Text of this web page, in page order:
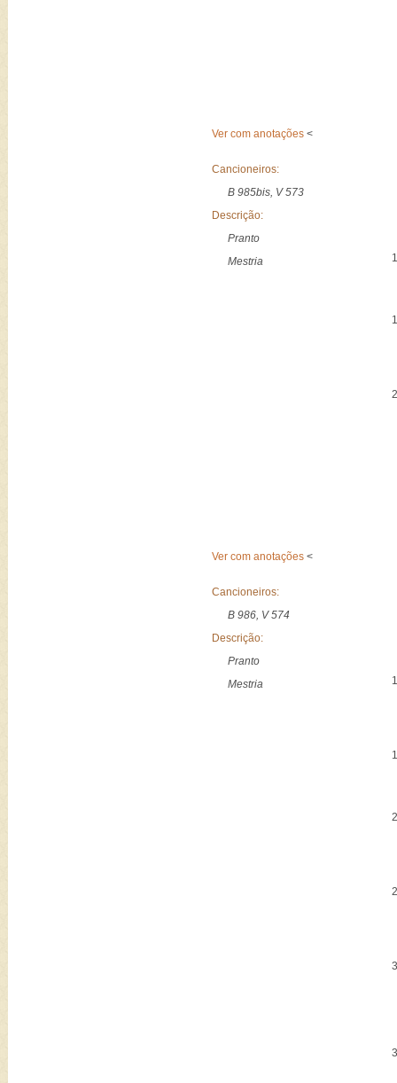
Ver com anotações <
Cancioneiros:
B 985bis, V 573
Descrição:
Pranto
Mestria
Ver com anotações <
Cancioneiros:
B 986, V 574
Descrição:
Pranto
Mestria